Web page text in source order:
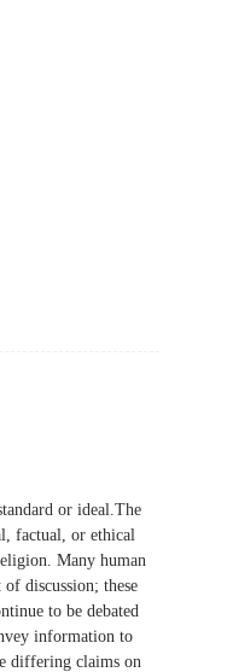
or ideal.The
factual, or ethical
Many human
discussion; these
to be debated
information to
differing claims on